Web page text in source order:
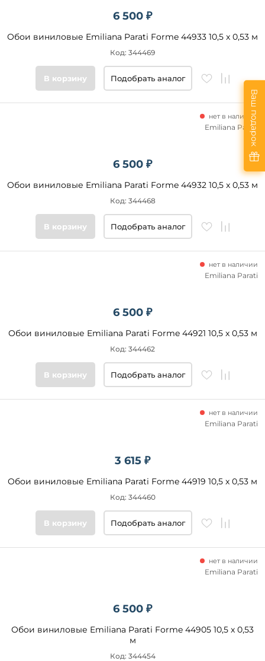
6 500 ₽
Обои виниловые Emiliana Parati Forme 44933 10,5 x 0,53 м
Код: 344469
В корзину Подобрать аналог
6 500 ₽
Обои виниловые Emiliana Parati Forme 44932 10,5 x 0,53 м
нет в наличии
Код: 344468
Emiliana Parati
В корзину Подобрать аналог
6 500 ₽
Обои виниловые Emiliana Parati Forme 44921 10,5 x 0,53 м
нет в наличии
Код: 344462
Emiliana Parati
В корзину Подобрать аналог
3 615 ₽
Обои виниловые Emiliana Parati Forme 44919 10,5 x 0,53 м
нет в наличии
Код: 344460
Emiliana Parati
В корзину Подобрать аналог
6 500 ₽
Обои виниловые Emiliana Parati Forme 44905 10,5 x 0,53
м
нет в наличии
Код: 344454
Emiliana Parati
Ваш подарок